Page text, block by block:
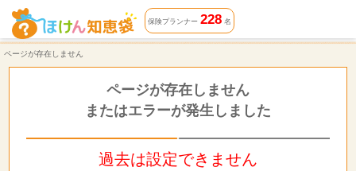
ページが存在しません | ほけん知恵袋
保険プランナー 228名
ページが存在しません
ページが存在しません
またはエラーが発生しました
過去は設定できません